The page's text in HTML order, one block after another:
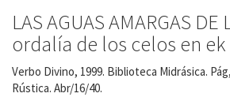
LAS AGUAS AMARGAS DE
ordalía de los celos en
Verbo Divino, 1999. Biblioteca Midrásica.
Rústica. Abr/16/40.